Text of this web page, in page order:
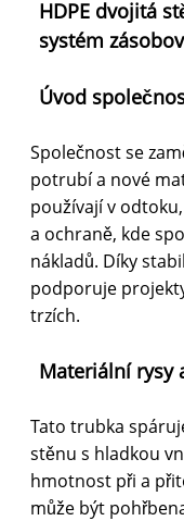
HDPE dvojitá
systém
Úvod
Společnost se
potrubí a nové
používají v
a ochraně, kde
nákladů. Díky
podporuje
trzích.
Materiální rysy
Tato trubka
stěnu s hladkou
hmotnost při a
může být